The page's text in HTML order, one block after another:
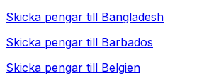
Skicka pengar till Bangladesh
Skicka pengar till Barbados
Skicka pengar till Belgien